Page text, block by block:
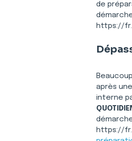
de
https://
après
interne
https://